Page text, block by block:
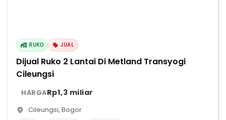
RUKO JUAL
Dijual Ruko 2 Lantai Di Metland Transyogi
Cileungsi
HARGARp1,3 miliar
Cileungsi, Bogor